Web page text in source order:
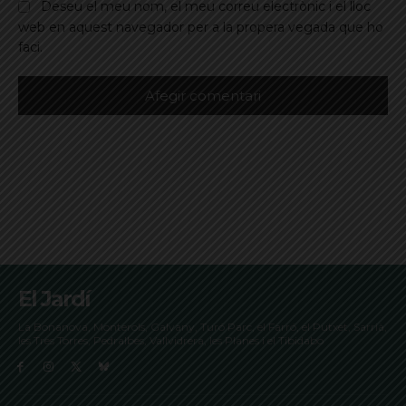
Deseu el meu nom, el meu correu electrònic i el lloc
web en aquest navegador per a la propera vegada que ho
faci.
El Jardí
La Bonanova, Monterols, Galvany, Turó Parc, el Farró, el Putxet, Sarrià,
les Tres Torres, Pedralbes, Vallvidrera, les Planes i el Tibidabo